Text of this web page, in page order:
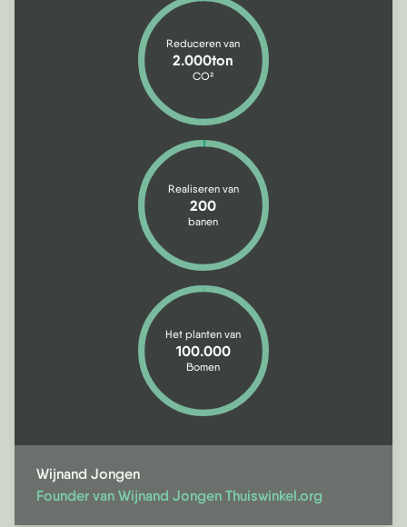
Reduceren van
2.000ton
CO2
Realiseren van
200
banen
Het planten van
100.000
Bomen
Wijnand Jongen
Founder van Wijnand Jongen Thuiswinkel.org